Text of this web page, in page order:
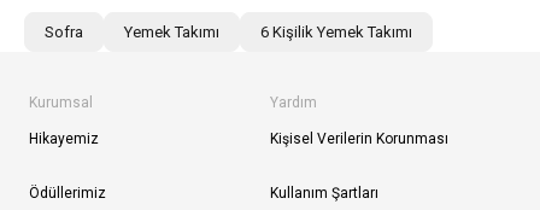
Sofra Yemek Takımı 6 Kişilik Yemek Takımı
Kurumsal
Hikayemiz
Ödüllerimiz
Yardım
Kişisel Verilerin Korunması
Kullanım Şartları